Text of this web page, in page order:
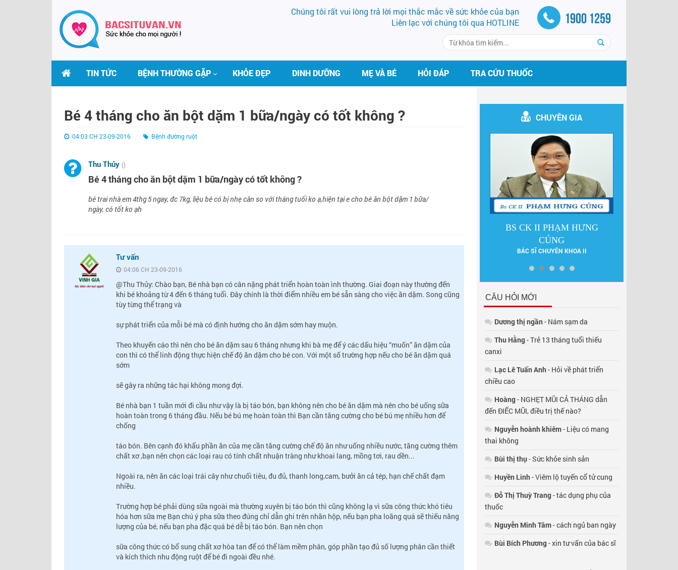
Chúng tôi rất vui lòng trả lời mọi thắc mắc về sức khỏe của bạn
Liên lạc với chúng tôi qua HOTLINE
1900 1259
TIN TỨC BỆNH THƯỜNG GẶP KHỎE ĐẸP DINH DƯỠNG MẸ VÀ BÉ HỎI ĐÁP TRA CỨU THUỐC
Bé 4 tháng cho ăn bột dặm 1 bữa/ngày có tốt không ?
04:03 CH 23-09-2016 Bệnh đường ruột
Thu Thủy ()
Bé 4 tháng cho ăn bột dặm 1 bữa/ngày có tốt không ?
bé trai nhà em 4thg 5 ngay, đc 7kg, liệu bé có bị nhẹ cân so với tháng tuổi ko ạ,hiện tại e cho bé ăn bột dặm 1 bữa/
ngày, có tốt ko ạh
Tư vấn
04:06 CH 23-09-2016
@Thu Thủy: Chào bạn, Bé nhà bạn có cân nặng phát triển hoàn toàn ình thường. Giai đoạn này thường đến
khi bé khoảng từ 4 đến 6 tháng tuổi. Đây chính là thời điểm nhiều em bé sẵn sàng cho việc ăn dặm. Song cũng
tùy từng thể trạng và
sự phát triển của mỗi bé mà có định hướng cho ăn dặm sớm hay muộn.
Theo khuyến cáo thì nên cho bé ăn dặm sau 6 tháng nhưng khi bà mẹ để ý các dấu hiệu “muốn” ăn dặm của
con thì có thể linh động thực hiện chế độ ăn dặm cho bé con. Với một số trường hợp nếu cho bé ăn dặm quá
sớm
sẽ gây ra những tác hại không mong đợi.
Bé nhà bạn 1 tuần mới đi cầu như vậy là bị táo bón, bạn không nên cho bé ăn dặm mà nên cho bé uống sữa
hoàn toàn trong 6 tháng đầu. Nếu bé bú mẹ hoàn toàn thì Bạn cần tăng cường cho bé bú mẹ nhiều hơn để
chống
táo bón. Bên cạnh đó khẩu phần ăn của mẹ cần tăng cường chế độ ăn như uống nhiều nước, tăng cường thêm
chất xơ ,bạn nên chọn các loại rau có tính chất nhuận tràng như khoai lang, mồng tơi, rau dền...
Ngoài ra, nên ăn các loại trái cây như chuối tiêu, đu đủ, thanh long,cam, bưởi ăn cả tép, hạn chế chất đạm
nhiều.
Trường hợp bé phải dùng sữa ngoài mà thường xuyên bị táo bón thì cũng không lạ vì sữa công thức khó tiêu
hóa hơn sữa mẹ Bạn chú ý pha sữa theo đúng chỉ dẫn ghi trên nhãn hộp, nếu bạn pha loãng quá sẽ thiếu năng
lượng của bé, nếu bạn pha đặc quá bé dễ bị táo bón. Bạn nên chọn
sữa công thức có bổ sung chất xơ hòa tan để có thể làm mềm phân, góp phần tạo đủ số lượng phân cần thiết
và kích thích nhu động ruột để bé đi ngoài đều nhé.
CHUYÊN GIA
DDQG
BS CK II PHẠM HƯNG
CỦNG
BÁC SĨ CHUYÊN KHOA II
CÂU HỎI MỚI
Dương thị ngần- Nám sạm da
Thu Hằng- Trẻ 13 tháng tuổi thiếu
canxi
Lạc Lê Tuấn Anh- Hỏi về phát triển
chiều cao
Hoàng- NGHẸT MŨI CẢ THÁNG dẫn
đến ĐIẾC MŨI, điều trị thế nào?
Nguyễn hoành khiêm- Liệu có mang
thai không
Bùi thị thụ- Sức khỏe sinh sản
Huyền Linh- Viêm lộ tuyến cổ tử cung
Đỗ Thị Thuỳ Trang- tác dụng phụ của
thuốc
Nguyễn Minh Tâm- cách ngủ ban ngày
Bùi Bích Phương- xin tư vấn của bác sĩ